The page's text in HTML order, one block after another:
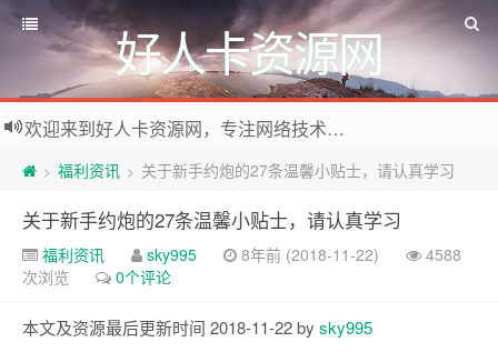
好人卡资源网
欢迎来到好人卡资源网，专注网络技术资源收集，我们不仅是网络资源的搬运工，也生产原创资源。寻找资源请留言或关注公众号:烈日下的男人
> 福利资讯 > 关于新手约炮的27条温馨小贴士，请认真学习
关于新手约炮的27条温馨小贴士，请认真学习
福利资讯 sky995 8年前 (2018-11-22)
4588
次浏览
0个评论
本文及资源最后更新时间 2018-11-22 by sky995